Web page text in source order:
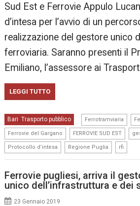
Sud Est e Ferrovie Appulo
d’intesa per l’avvio di un
realizzazione del gestore unico
ferroviaria. Saranno presenti il
Emiliano, l’assessore ai
LEGGI TUTTO
Bari,Trasporto pubblico Ferrotramviaria
Ferrovie del Gargano FERROVIE SUD EST
Protocollo d’intesa Regione Puglia rfi
Ferrovie pugliesi, arriva il
unico dell’infrastruttura e dei
23 Gennaio 2019